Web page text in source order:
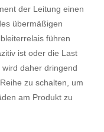
der Leitung einen
übermäßigen
führen
ist oder die Last
daher dringend
zu schalten, um
am Produkt zu